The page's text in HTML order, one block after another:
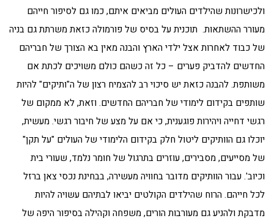
ולכישרונות שהילדים העולים מביאים איתם, כמו גם לסיפור חייהם
מעורר ההשתאות. תוכנית על בסיס של פורמולה כזאת משרתת גם בניה
של כבוד לאחרות אצל ילדי הארץ והבנה מאין בא הצורך של חבריהם
החדשים להדביק פערים – כל זה כשהם כולם משויכים לכתת אם
משותפת. להבנה כזאת יש סיכוי רב להצמיח רצון של ה"ותיקים" להיות
שותפים בקידום לימודי של חבריהם החדשים. וזאת, לא ממקום של
רגשי דחייה ויהירות פוגענית, כי אם על מצע של חיבור רגשי. מעשית,
יוכלו גם הוותיקים ליטול חלק בקידום הלימודי של העולים "על תקן"
של מסייעים, מסבירים, עוזרים בתרגול של חומר נלמד, שעורי בית
וכיוב'. עבור הוותיקים מדובר בחוויה מעשירה, בבחינת נכסי צאן ברזל
לכל חייהם. הרוח שהילדים הקולטים יביאו לבתיהם עשויה להיות
מדבקת ולהניע גם מעורבות הורים, משפחה וקהילה בסיפור היפה של